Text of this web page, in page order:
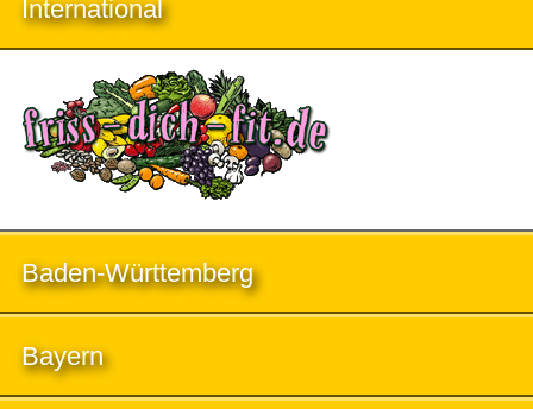
International
Baden-Württemberg
Bayern